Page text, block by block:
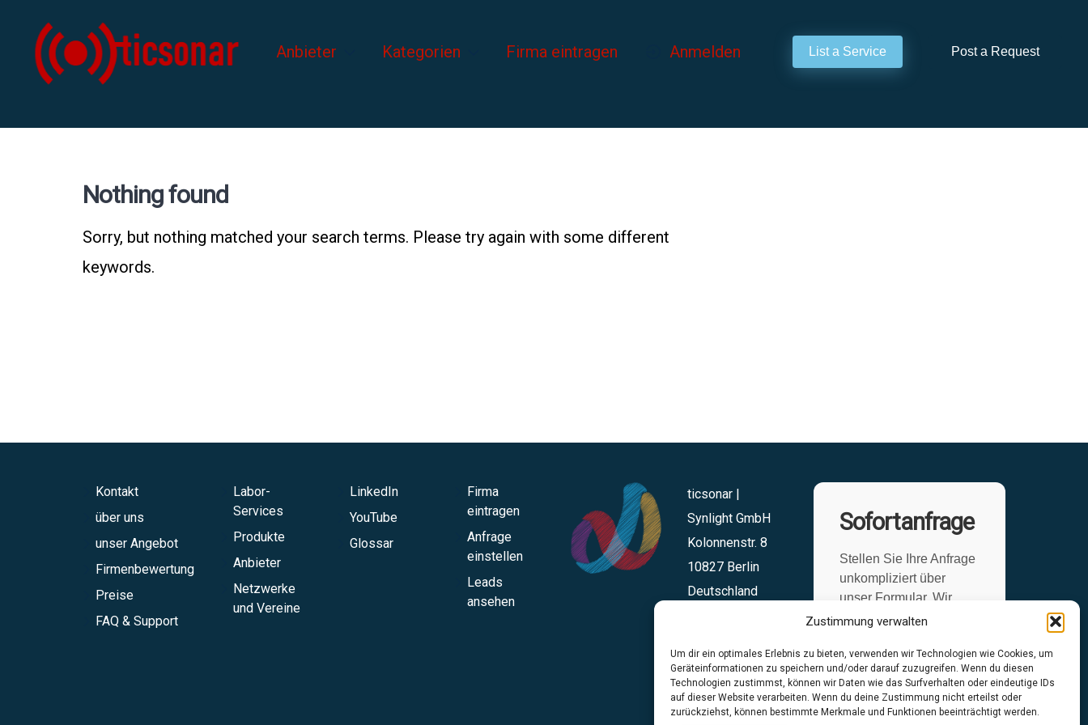
Zustimmung verwalten
Um dir ein optimales Erlebnis zu bieten, verwenden wir Technologien wie Cookies, um
Geräteinformationen zu speichern und/oder darauf zuzugreifen. Wenn du diesen
Technologien zustimmst, können wir Daten wie das Surfverhalten oder eindeutige IDs
auf dieser Website verarbeiten. Wenn du deine Zustimmung nicht erteilst oder
zurückziehst, können bestimmte Merkmale und Funktionen beeinträchtigt werden.
content
Anbieter Kategorien Firma eintragen Anmelden List a Service Post a Request
Nothing found
Sorry, but nothing matched your search terms. Please try again with some different
keywords.
Kontakt
über uns
unser Angebot
Firmenbewertung
Preise
FAQ & Support
Labor-
Services
Produkte
Anbieter
Netzwerke
und Vereine
LinkedIn
YouTube
Glossar
Firma
eintragen
Anfrage
einstellen
Leads
ansehen
ticsonar |
Synlight GmbH
Kolonnenstr. 8
10827 Berlin
Deutschland
Sofortanfrage
Stellen Sie Ihre Anfrage
unkompliziert über
unser Formular. Wir
übernehmen den Rest
Anfrageformular